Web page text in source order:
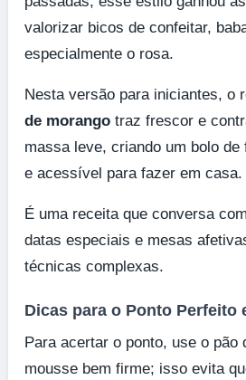
valorizar bicos de confeitar,
especialmente o rosa.
Nesta versão para iniciantes, o
de morango traz frescor e
massa leve, criando um bolo
e acessível para fazer em casa.
É uma receita que conversa
datas especiais e mesas
técnicas complexas.
Dicas para o Ponto Perfeito
Para acertar o ponto, use o pão
mousse bem firme; isso evita